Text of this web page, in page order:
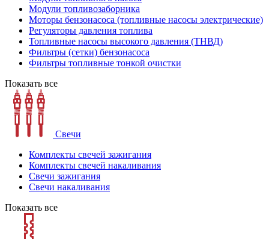
Модули топливозаборника
Моторы бензонасоса (топливные насосы электрические)
Регуляторы давления топлива
Топливные насосы высокого давления (ТНВД)
Фильтры (сетки) бензонасоса
Фильтры топливные тонкой очистки
Показать все
Свечи
Комплекты свечей зажигания
Комплекты свечей накаливания
Свечи зажигания
Свечи накаливания
Показать все